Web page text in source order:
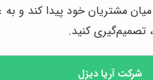
میان مشتریان خود پیدا کند
تصمیم‌گیری کنید.
شرکت آریا دیزل